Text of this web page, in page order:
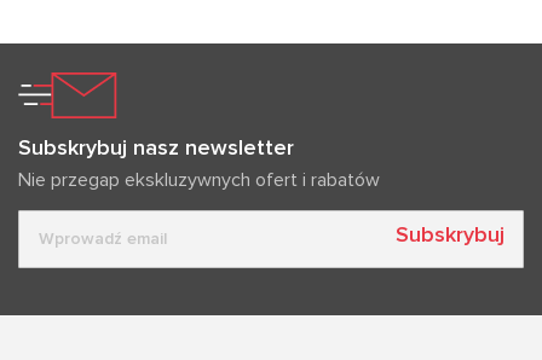
Subskrybuj nasz newsletter
Nie przegap ekskluzywnych ofert i rabatów
Subskrybuj